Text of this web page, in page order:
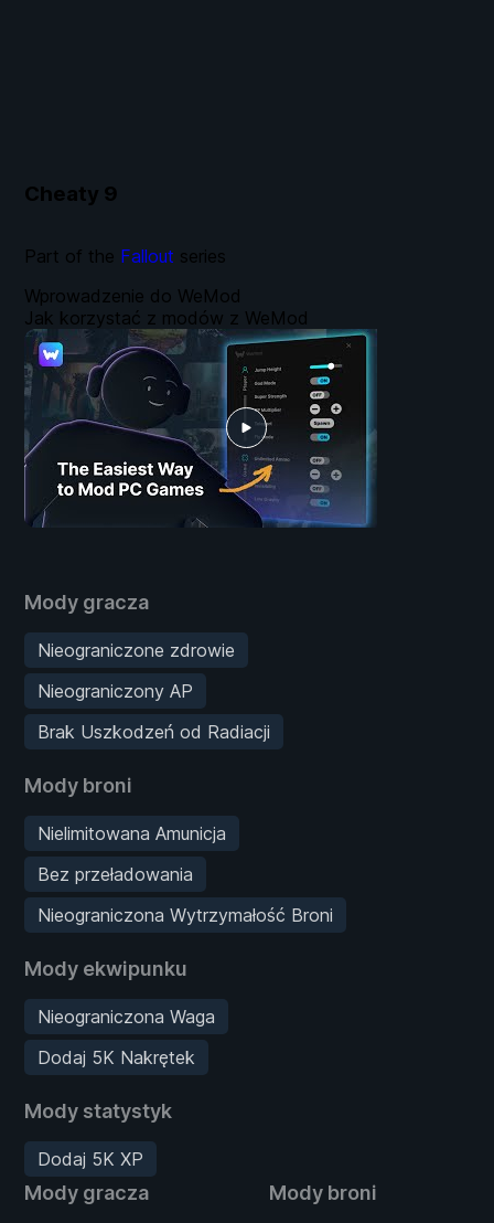
Cheaty 9
Mody gracza
Nieograniczone zdrowie
Nieograniczony AP
Brak Uszkodzeń od Radiacji
Mody broni
Nielimitowana Amunicja
Bez przeładowania
Nieograniczona Wytrzymałość Broni
Mody ekwipunku
Nieograniczona Waga
Dodaj 5K Nakrętek
Mody statystyk
Dodaj 5K XP
Mody gracza Mody broni
Wprowadzenie do WeMod
Jak korzystać z modów z WeMod
Part of the Fallout series